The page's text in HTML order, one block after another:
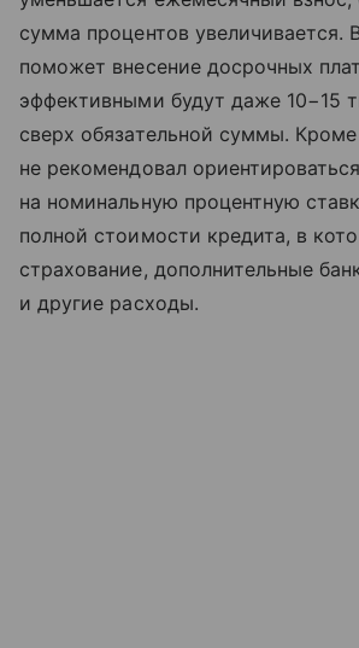
сумма процентов увеличивается.
поможет внесение досрочных
эффективными будут даже 10−15
сверх обязательной суммы.
не рекомендовал
на номинальную процентную
полной стоимости кредита, в
страхование, дополнительные
и другие расходы.